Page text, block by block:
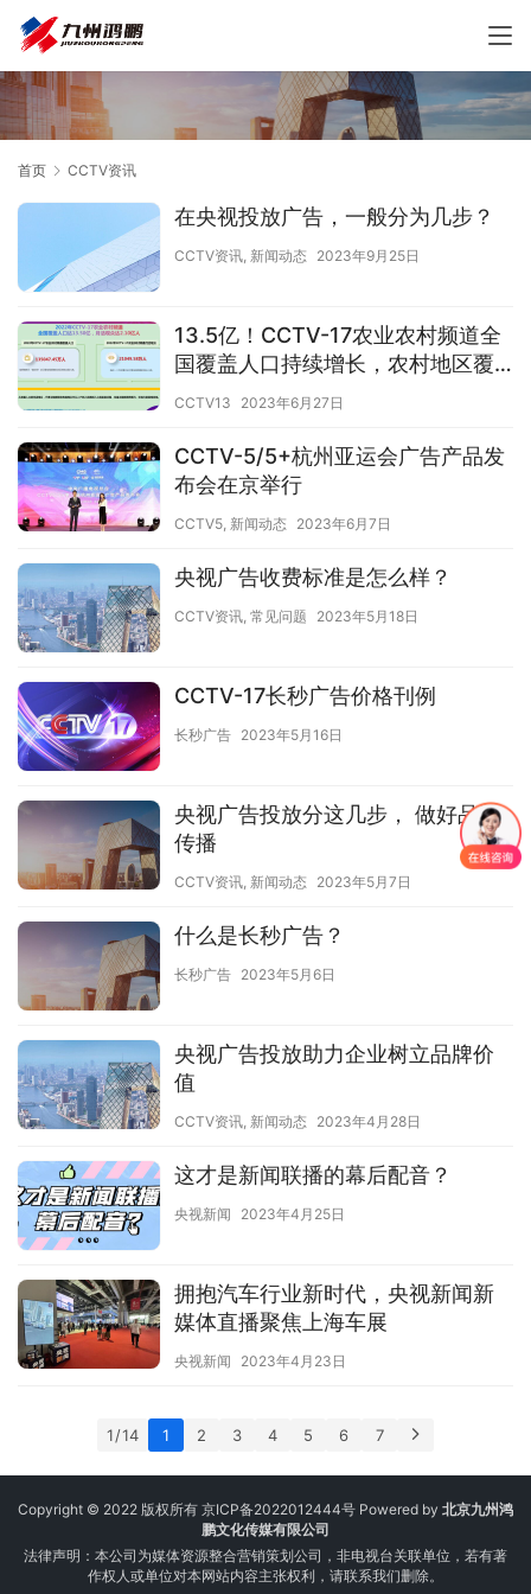
首页 CCTV资讯
在央视投放广告，一般分为几步？
CCTV资讯 新闻动态 2023年9月25日
13.5亿！CCTV-17农业农村频道全
国覆盖人口持续增长，农村地区覆
盖率高达96.8%
CCTV13 2023年6月27日
CCTV-5/5+杭州亚运会广告产品发
布会在京举行
CCTV5 新闻动态 2023年6月7日
央视广告收费标准是怎么样？
CCTV资讯 常见问题 2023年5月18日
CCTV-17长秒广告价格刊例
长秒广告 2023年5月16日
央视广告投放分这几步， 做好品牌
传播
CCTV资讯 新闻动态 2023年5月7日
什么是长秒广告？
长秒广告 2023年5月6日
央视广告投放助力企业树立品牌价
值
CCTV资讯 新闻动态 2023年4月28日
这才是新闻联播的幕后配音？
央视新闻 2023年4月25日
拥抱汽车行业新时代，央视新闻新
媒体直播聚焦上海车展
央视新闻 2023年4月23日
1 / 14 1 2 3 4 5 6 7
Copyright © 2022 版权所有 京ICP备2022012444号 Powered by 北京九州鸿
鹏文化传媒有限公司
法律声明：本公司为媒体资源整合营销策划公司，非电视台关联单位，若有著
作权人或单位对本网站内容主张权利，请联系我们删除。